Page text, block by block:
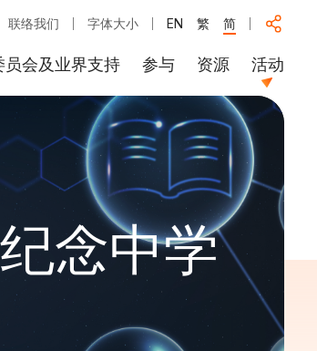
联络我们 字体大小 EN 繁 简
会及业界支持 参与 资源 活动
念中学